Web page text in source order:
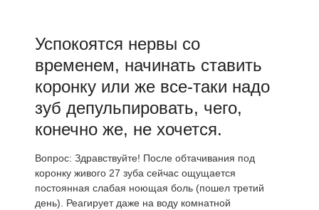
Успокоятся нервы со
временем, начинать ставить
коронку или же все-таки надо
зуб депульпировать, чего,
конечно же, не хочется.
Вопрос: Здравствуйте! После обтачивания под
коронку живого 27 зуба сейчас ощущается
постоянная слабая ноющая боль (пошел третий
день). Реагирует даже на воду комнатной